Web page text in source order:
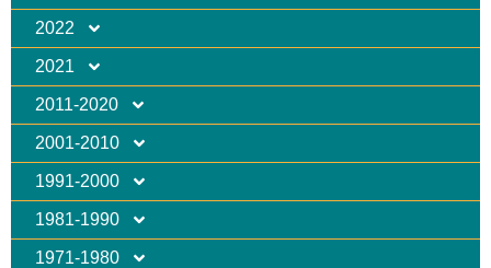
2022
2021
2011-2020
2001-2010
1991-2000
1981-1990
1971-1980